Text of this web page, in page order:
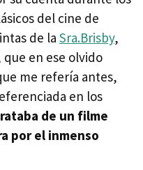
del cine de
de la Sra.Brisby,
que en ese olvido
me refería antes,
en los
de un filme
por el inmenso